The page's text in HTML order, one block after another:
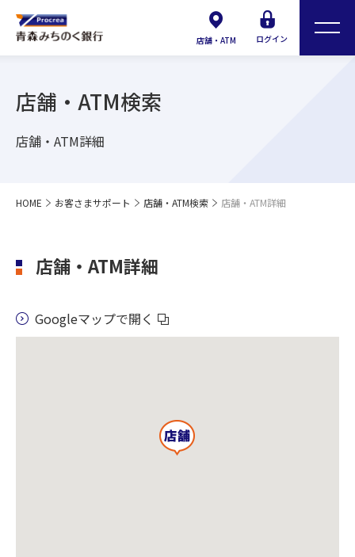
店舗・ATM ログイン
店舗・ATM検索
店舗・ATM詳細
HOME お客さまサポート 店舗・ATM検索 店舗・ATM詳細
店舗・ATM詳細
Googleマップで開く